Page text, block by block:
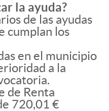
la ayuda?
de las ayudas
cumplan los
en el municipio
a la
de Renta
720,01 €